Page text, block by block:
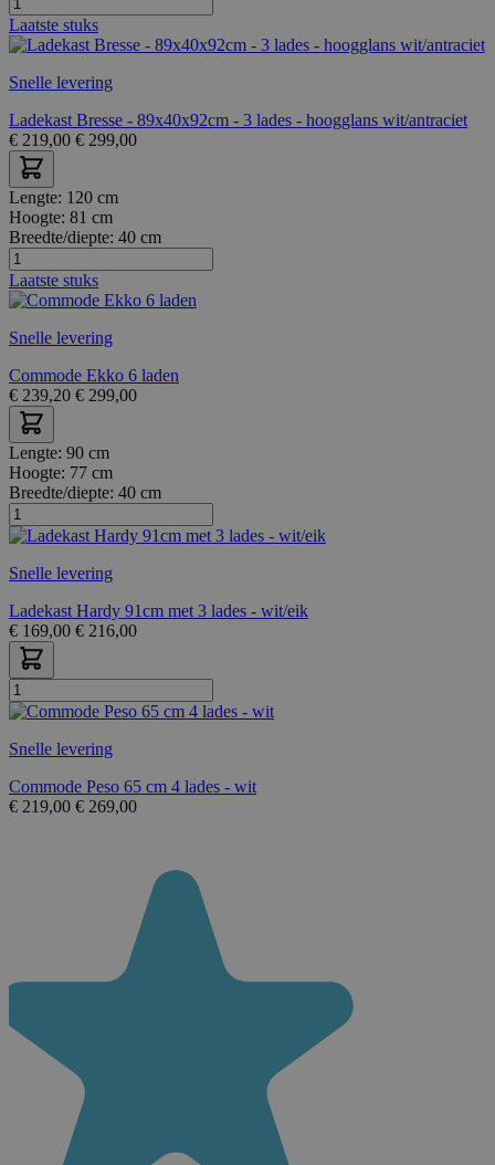
Laatste stuks
Snelle levering
Ladekast Bresse - 89x40x92cm - 3 lades - hoogglans wit/antraciet
€ 219,00 € 299,00
Lengte: 120 cm
Hoogte: 81 cm
Breedte/diepte: 40 cm
Laatste stuks
Snelle levering
Commode Ekko 6 laden
€ 239,20 € 299,00
Lengte: 90 cm
Hoogte: 77 cm
Breedte/diepte: 40 cm
Snelle levering
Ladekast Hardy 91cm met 3 lades - wit/eik
€ 169,00 € 216,00
Snelle levering
Commode Peso 65 cm 4 lades - wit
€ 219,00 € 269,00